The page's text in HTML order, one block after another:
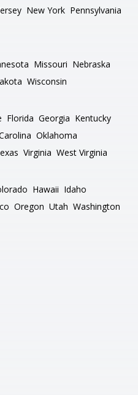
New York Pennsylvania
Missouri Nebraska
Wisconsin
Florida Georgia Kentucky
Oklahoma
Virginia West Virginia
Hawaii Idaho
Oregon Utah Washington